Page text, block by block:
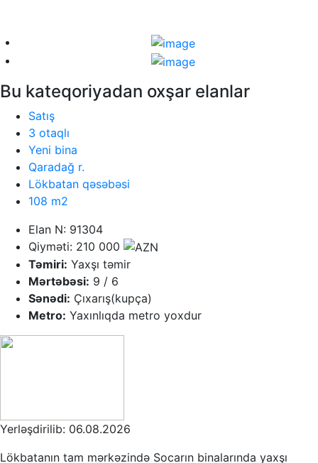
Bu kateqoriyadan oxşar elanlar
Satış
3 otaqlı
Yeni bina
Qaradağ r.
Lökbatan qəsəbəsi
108 m2
Elan N: 91304
Qiyməti: 210 000
Təmiri: Yaxşı təmir
Mərtəbəsi: 9 / 6
Sənədi: Çıxarış(kupça)
Metro: Yaxınlıqda metro yoxdur
Yerləşdirilib: 06.08.2026
Lökbatanın tam mərkəzində Socarın binalarında yaxşı